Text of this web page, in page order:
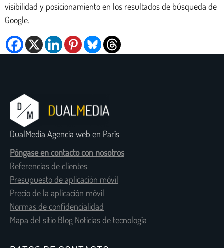
visibilidad y posicionamiento en los resultados de búsqueda de
Google.
DualMedia Agencia web en París
Póngase en contacto con nosotros
Referencias de clientes
Presupuesto de aplicación móvil
Precio de la aplicación móvil
Normas de confidencialidad
Mapa del sitio Blog Noticias de tecnología